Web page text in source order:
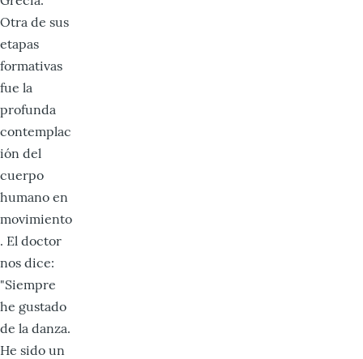
Otra de sus
etapas
formativas
fue la
profunda
contemplac
ión del
cuerpo
humano en
movimiento
. El doctor
nos dice:
"Siempre
he gustado
de la danza.
He sido un